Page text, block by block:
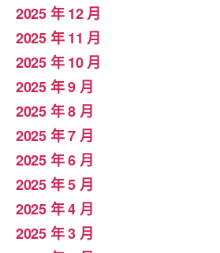
2025 年 12 月
2025 年 11 月
2025 年 10 月
2025 年 9 月
2025 年 8 月
2025 年 7 月
2025 年 6 月
2025 年 5 月
2025 年 4 月
2025 年 3 月